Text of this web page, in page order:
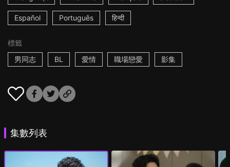
Español Português हिन्दी
標籤
男同志
BL 愛情 職場戀愛 影集
集數列表